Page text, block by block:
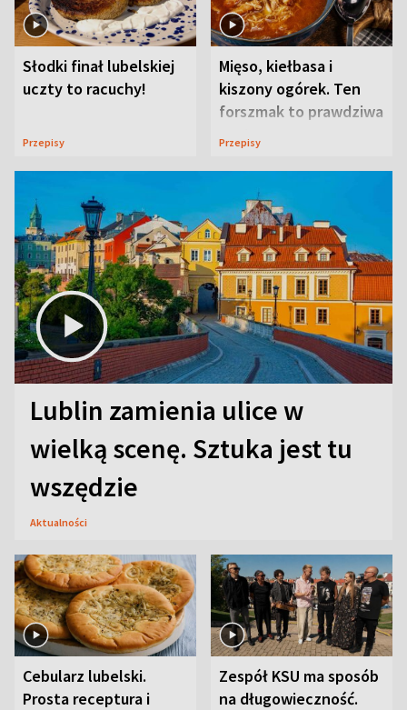
Słodki finał lubelskiej
uczty to racuchy!
Przepisy
Mięso, kiełbasa i
kiszony ogórek. Ten
forszmak to prawdziwa
uczta
Przepisy
Lublin zamienia ulice w
wielką scenę. Sztuka jest tu
wszędzie
Aktualności
Cebularz lubelski.
Prosta receptura i
Zespół KSU ma sposób
na długowieczność.